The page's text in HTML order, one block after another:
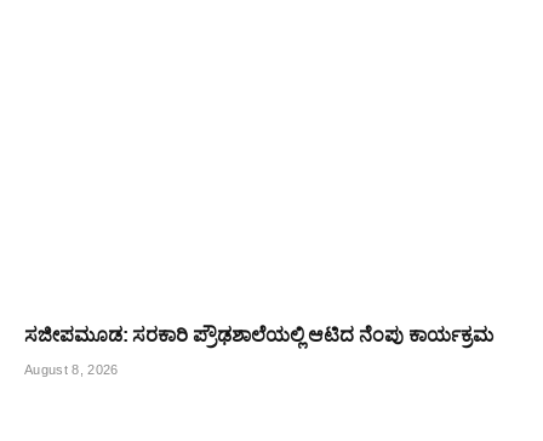
ಸಜೀಪಮೂಡ: ಸರಕಾರಿ ಪ್ರೌಢಶಾಲೆಯಲ್ಲಿ ಆಟಿದ ನೆಂಪು ಕಾರ್ಯಕ್ರಮ
August 8, 2026